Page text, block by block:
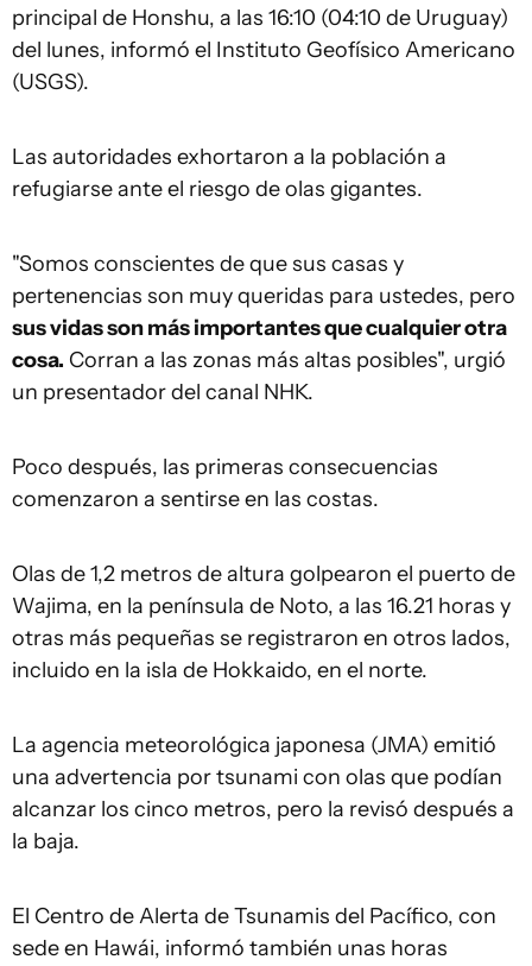
principal de Honshu, a las 16:10 (04:10 de Uruguay)
del lunes, informó el Instituto Geofísico Americano
(USGS).
Las autoridades exhortaron a la población a
refugiarse ante el riesgo de olas gigantes.
"Somos conscientes de que sus casas y
pertenencias son muy queridas para ustedes, pero
sus vidas son más importantes que cualquier otra
cosa. Corran a las zonas más altas posibles", urgió
un presentador del canal NHK.
Poco después, las primeras consecuencias
comenzaron a sentirse en las costas.
Olas de 1,2 metros de altura golpearon el puerto de
Wajima, en la península de Noto, a las 16.21 horas y
otras más pequeñas se registraron en otros lados,
incluido en la isla de Hokkaido, en el norte.
La agencia meteorológica japonesa (JMA) emitió
una advertencia por tsunami con olas que podían
alcanzar los cinco metros, pero la revisó después a
la baja.
El Centro de Alerta de Tsunamis del Pacífico, con
sede en Hawái, informó también unas horas